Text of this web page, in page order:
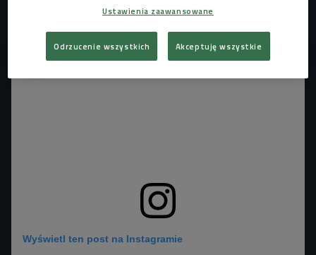
przeciw platformie i ekipie dokumentu.
Wyświetl ten post na Instagramie
Ustawienia zaawansowane
Odrzucenie wszystkich Akceptuję wszystkie